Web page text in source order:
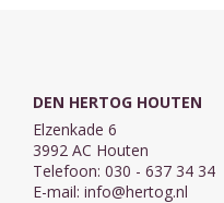
DEN HERTOG HOUTEN
Elzenkade 6
3992 AC Houten
Telefoon: 030 - 637 34 34
E-mail: info@hertog.nl